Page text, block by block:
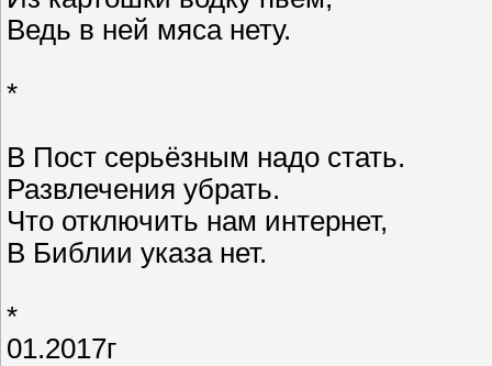
Ведь в ней мяса нету.
*
В Пост серьёзным надо стать.
Развлечения убрать.
Что отключить нам интернет,
В Библии указа нет.
*
01.2017г